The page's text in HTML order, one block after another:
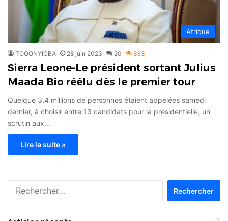
Afrique
TOGONYIGBA 28 juin 2023 20 833
Sierra Leone-Le président sortant Julius
Maada Bio réélu dès le premier tour
Quelque 3,4 millions de personnes étaient appelées samedi
dernier, à choisir entre 13 candidats pour la présidentielle, un
scrutin aux…
Lire la suite »